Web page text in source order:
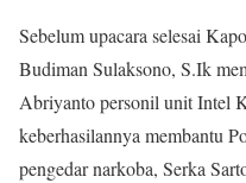
Sebelum upacara selesai
Budiman Sulaksono, S.Ik
Abriyanto personil unit Intel
keberhasilannya membantu
pengedar narkoba, Serka